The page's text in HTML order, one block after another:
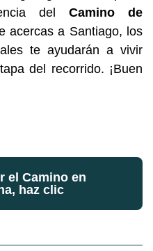
del Camino de
acercas a Santiago, los
te ayudarán a vivir
del recorrido. ¡Buen
el Camino en
haz clic